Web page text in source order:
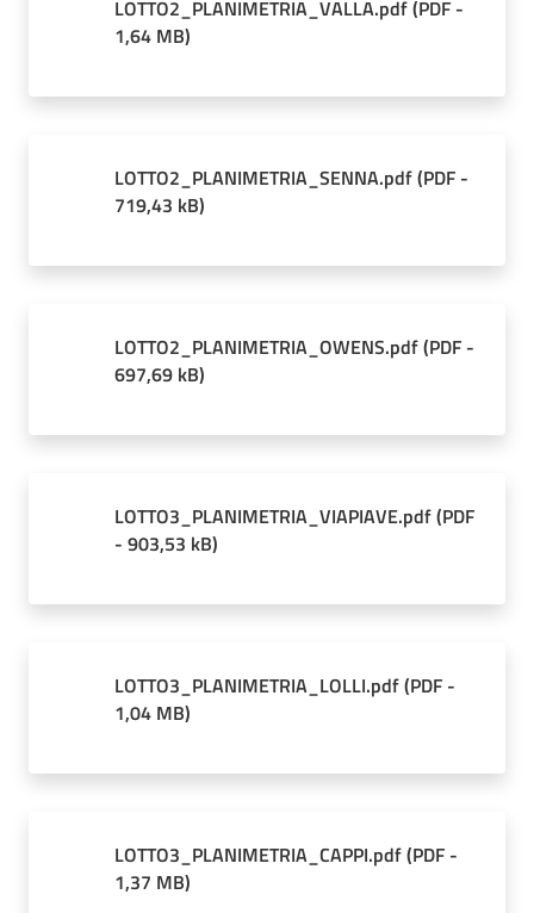
LOTTO2_PLANIMETRIA_VALLA.pdf(PDF -
1,64 MB)
LOTTO2_PLANIMETRIA_SENNA.pdf(PDF -
719,43 kB)
LOTTO2_PLANIMETRIA_OWENS.pdf(PDF -
697,69 kB)
LOTTO3_PLANIMETRIA_VIAPIAVE.pdf(PDF
- 903,53 kB)
LOTTO3_PLANIMETRIA_LOLLI.pdf(PDF -
1,04 MB)
LOTTO3_PLANIMETRIA_CAPPI.pdf(PDF -
1,37 MB)